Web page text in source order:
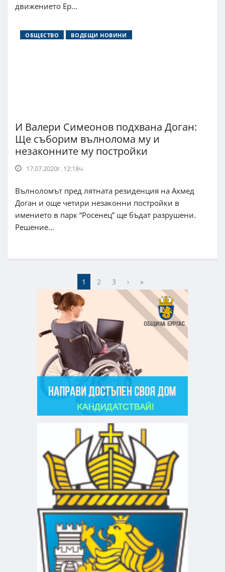
движението Ер...
ОБЩЕСТВО ВОДЕЩИ НОВИНИ
И Валери Симеонов подхвана Доган:
Ще съборим вълнолома му и
незаконните му постройки
17.07.2020г. 12:18ч.
Вълноломът пред лятната резиденция на Ахмед
Доган и още четири незаконни постройки в
имението в парк “Росенец” ще бъдат разрушени.
Решение...
1 2 3 › »